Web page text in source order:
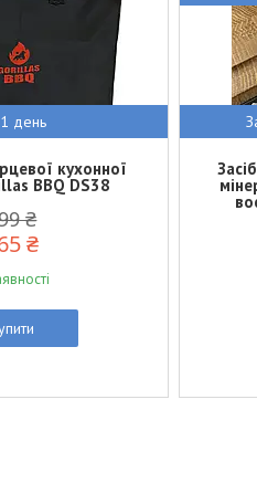
день
кухонної
BBQ DS38
₴
₴